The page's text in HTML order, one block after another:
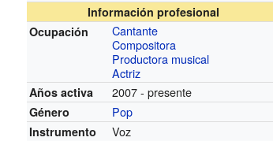
Información profesional
Ocupación
Cantante
Compositora
Productora musical
Actriz
Años activa 2007 - presente
Género Pop
Instrumento Voz